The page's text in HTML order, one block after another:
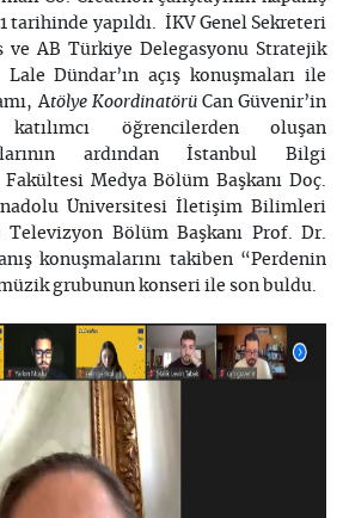
tarihinde yapıldı. İKV Genel Sekreteri
ve AB Türkiye Delegasyonu Stratejik
Dündar’ın açış konuşmaları ile
Atölye Koordinatörü Can Güvenir’in
katılımcı öğrencilerden oluşan
ardından İstanbul Bilgi
Medya Bölüm Başkanı Doç.
Üniversitesi İletişim Bilimleri
Televizyon Bölüm Başkanı Prof. Dr.
konuşmalarını takiben “Perdenin
grubunun konseri ile son buldu.